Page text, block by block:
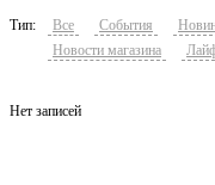
Тип: Все События
Новости магазина
Нет записей